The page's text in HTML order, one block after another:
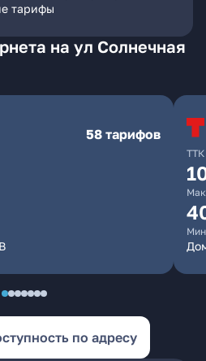
тарифы
на ул Солнечная
58 тарифов
ТТК
по адресу